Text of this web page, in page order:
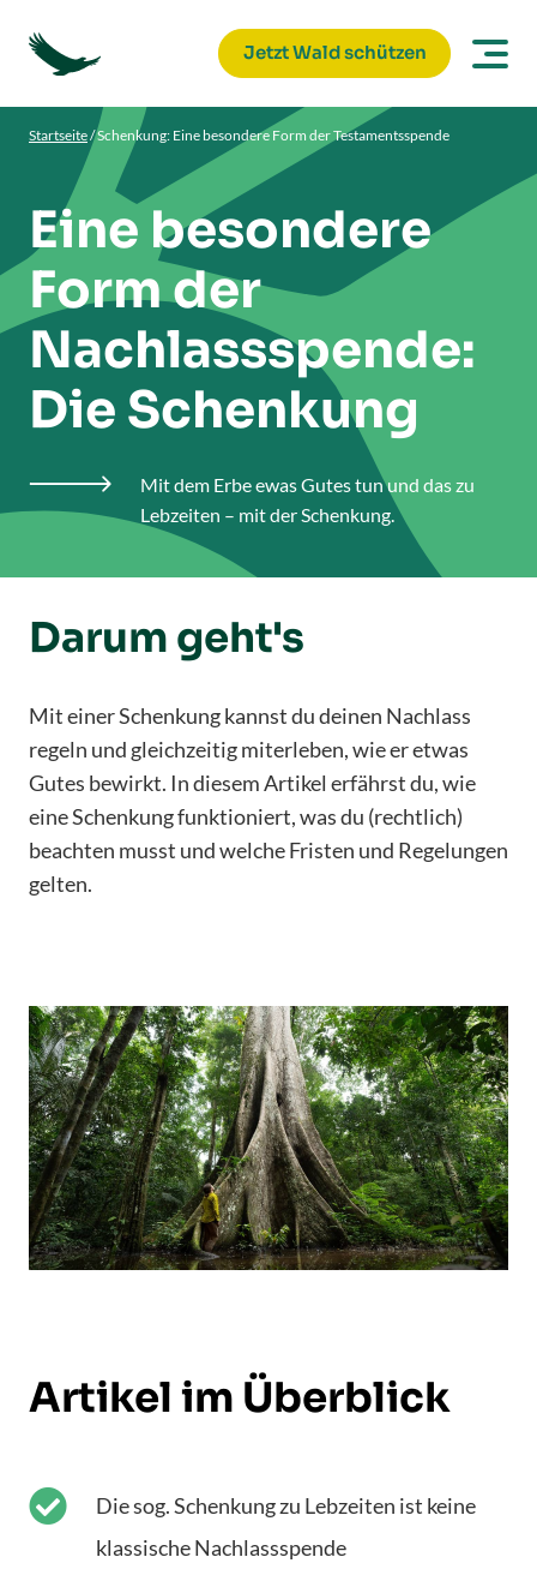
Jetzt Wald schützen
Startseite/Schenkung: Eine besondere Form der Testamentsspende
Eine besondere
Form der
Nachlassspende:
Die Schenkung

Mit dem Erbe ewas Gutes tun und das zu
Lebzeiten – mit der Schenkung.
Darum geht's
Mit einer Schenkung kannst du deinen Nachlass
regeln und gleichzeitig miterleben, wie er etwas
Gutes bewirkt. In diesem Artikel erfährst du, wie
eine Schenkung funktioniert, was du (rechtlich)
beachten musst und welche Fristen und Regelungen
gelten.
Artikel im Überblick
Die sog. Schenkung zu Lebzeiten ist keine
klassische Nachlassspende